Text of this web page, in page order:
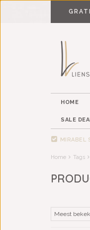
HOME
SALE
MIRABEL
Home Tags